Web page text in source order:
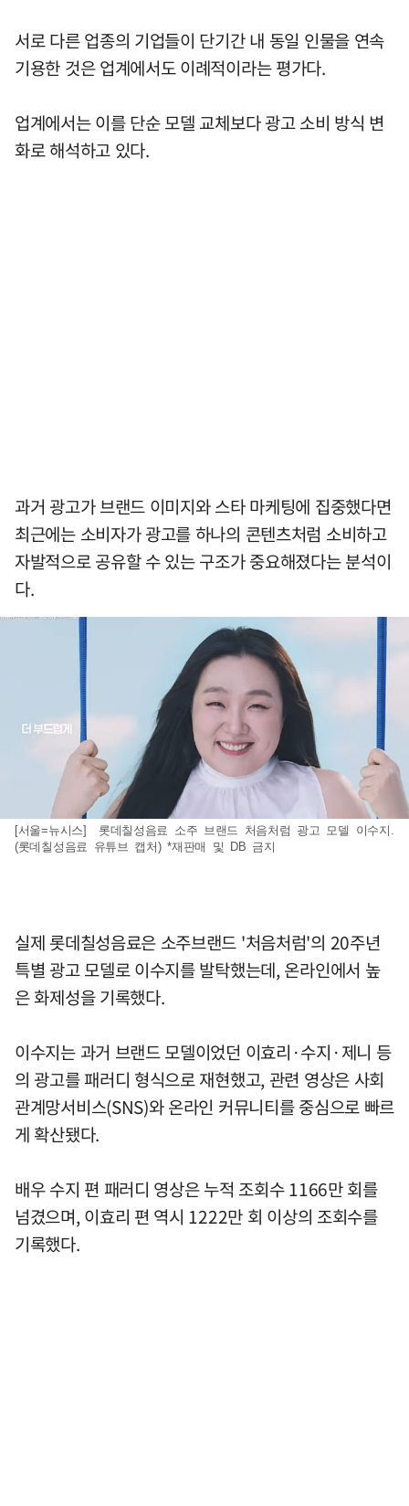
서로 다른 업종의 기업들이 단기간 내 동일 인물을 연속
기용한 것은 업계에서도 이례적이라는 평가다.
업계에서는 이를 단순 모델 교체보다 광고 소비 방식 변
화로 해석하고 있다.
과거 광고가 브랜드 이미지와 스타 마케팅에 집중했다면
최근에는 소비자가 광고를 하나의 콘텐츠처럼 소비하고
자발적으로 공유할 수 있는 구조가 중요해졌다는 분석이
다.
[서울=뉴시스] 롯데칠성음료 소주 브랜드 처음처럼 광고 모델 이수지.
(롯데칠성음료 유튜브 캡처) *재판매 및 DB 금지
실제 롯데칠성음료은 소주브랜드 '처음처럼'의 20주년
특별 광고 모델로 이수지를 발탁했는데, 온라인에서 높
은 화제성을 기록했다.
이수지는 과거 브랜드 모델이었던 이효리·수지·제니 등
의 광고를 패러디 형식으로 재현했고, 관련 영상은 사회
관계망서비스(SNS)와 온라인 커뮤니티를 중심으로 빠르
게 확산됐다.
배우 수지 편 패러디 영상은 누적 조회수 1166만 회를
넘겼으며, 이효리 편 역시 1222만 회 이상의 조회수를
기록했다.